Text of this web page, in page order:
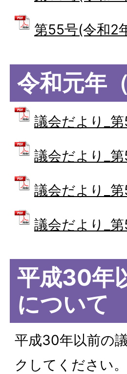
第55号(令和2
令和元年
議会だより_
議会だより_
議会だより_
議会だより_
平成30年
について
平成30年以前の
クしてください。